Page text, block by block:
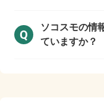
Q
ソコスモの情
ていますか？